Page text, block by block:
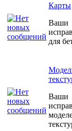
Карты
Ваши
для
Ваши